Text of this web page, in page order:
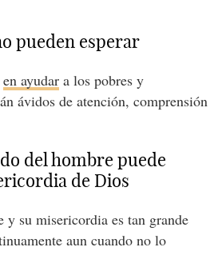
pueden esperar
en ayudara los pobres y
ávidos de atención, comprensión
del hombre puede
de Dios
y su misericordia es tan grande
aun cuando no lo